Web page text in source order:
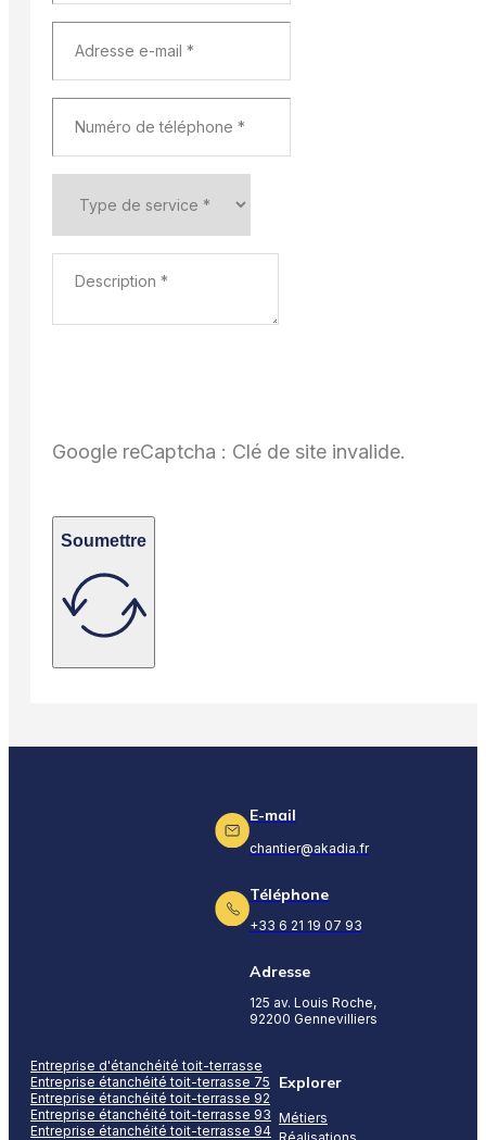
Google reCaptcha : Clé de site invalide.
Soumettre
E-mail
chantier@akadia.fr
Téléphone
+33 6 21 19 07 93
Adresse
125 av. Louis Roche,
92200 Gennevilliers
Entreprise d'étanchéité toit-terrasse
Entreprise étanchéité toit-terrasse 75
Entreprise étanchéité toit-terrasse 92
Entreprise étanchéité toit-terrasse 93
Entreprise étanchéité toit-terrasse 94
Explorer
Métiers